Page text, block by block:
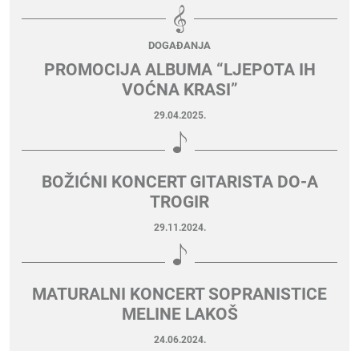
DOGAĐANJA
PROMOCIJA ALBUMA “LJEPOTA IH
VOĆNA KRASI”
29.04.2025.
BOŽIĆNI KONCERT GITARISTA DO-A
TROGIR
29.11.2024.
MATURALNI KONCERT SOPRANISTICE
MELINE LAKOŠ
24.06.2024.